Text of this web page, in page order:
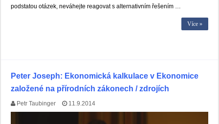
podstatou otázek, neváhejte reagovat s alternativním řešením …
Více »
Peter Joseph: Ekonomická kalkulace v Ekonomice
založené na přírodních zákonech / zdrojích
Petr Taubinger 11.9.2014